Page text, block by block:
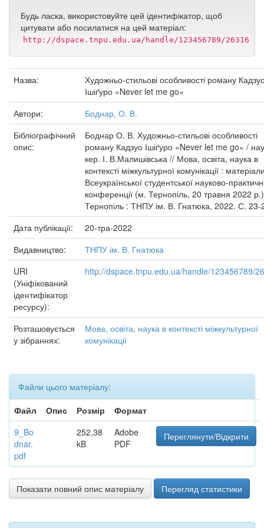
Будь ласка, використовуйте цей ідентифікатор, щоб
цитувати або посилатися на цей матеріал:
http://dspace.tnpu.edu.ua/handle/123456789/26316
Назва:
Художньо-стильові особливості роману
Ішіґуро «Never let me go»
Автори:
Боднар, О. В.
Бібліографічний
опис:
Боднар О. В. Художньо-стильові особливості
роману Кадзуо Ішіґуро «Never let me go» /
кер. І. В.Малишівська // Мова, освіта, наука в
контексті міжкультурної комунікації : матеріали
Всеукраїнської студентської науково-
конференції (м. Тернопіль, 20 травня 2022
Тернопіль : ТНПУ ім. В. Гнатюка, 2022. С. 23-
Дата публікації:
20-тра-2022
Видавництво:
ТНПУ ім. В. Гнатюка
URI
(Уніфікований
ідентифікатор
ресурсу):
http://dspace.tnpu.edu.ua/handle/123456789/
Розташовується
у зібраннях:
Мова, освіта, наука в контексті міжкультурної
комунікації
Файли цього матеріалу:
Файл
Опис Розмір
Формат
9_Bo
dnar.
pdf
252,38
kB
Adobe
PDF
Переглянути/Відкрити
Показати повний опис матеріалу Перегляд статистики